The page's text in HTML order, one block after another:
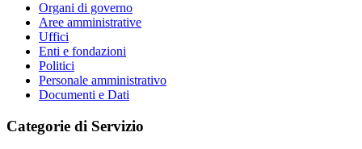
Organi di governo
Aree amministrative
Uffici
Enti e fondazioni
Politici
Personale amministrativo
Documenti e Dati
Categorie di Servizio